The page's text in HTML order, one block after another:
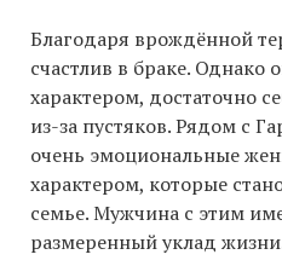
Благодаря врождённой
счастлив в браке. Однако
характером, достаточно
из-за пустяков. Рядом с
очень эмоциональные
характером, которые
семье. Мужчина с этим
размеренный уклад